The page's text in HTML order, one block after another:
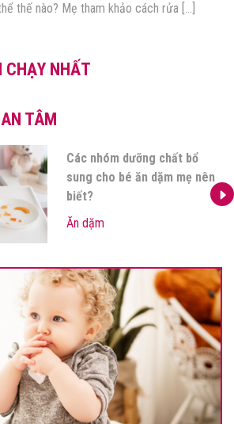
thế nào? Mẹ tham khảo cách rửa […]
CHẠY NHẤT
TÂM
Các nhóm dưỡng chất bổ
sung cho bé ăn dặm mẹ nên
biết?
Ăn dặm